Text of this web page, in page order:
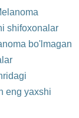
shifoxonalar
bo'lmagan
eng yaxshi